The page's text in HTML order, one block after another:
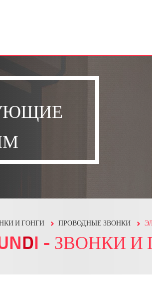
И ГОНГИ ПРОВОДНЫЕ ЗВОНКИ
DI - ЗВОНКИ И